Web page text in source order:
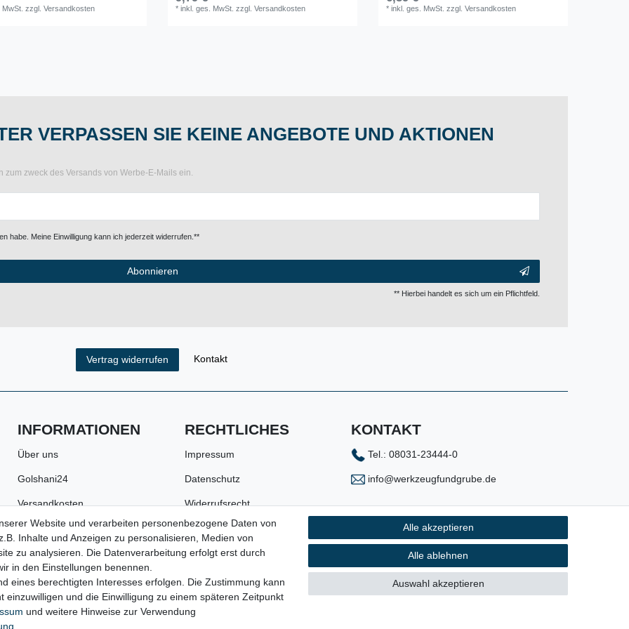
zzgl.Versandkosten *inkl. ges. MwSt. zzgl.Versandkosten *inkl. ges. MwSt. zzgl.Versandkosten
VERPASSEN SIE KEINE ANGEBOTE UND AKTIONEN
zweck des Versands von Werbe-E-Mails ein.
habe. Meine Einwilligung kann ich jederzeit widerrufen.**
Abonnieren
** Hierbei handelt es sich um ein Pflichtfeld.
Vertrag widerrufen Kontakt
INFORMATIONEN
Über uns
Golshani24
Versandkosten
Zahlungsarten
Batterie- und
Verpackungshinweise
RECHTLICHES
Impressum
Datenschutz
Widerrufsrecht
AGB
Widerrufsformular
KONTAKT
Tel.: 08031-23444-0
info@werkzeugfundgrube.de
Website und verarbeiten personenbezogene Daten von
Inhalte und Anzeigen zu personalisieren, Medien von
zu analysieren. Die Datenverarbeitung erfolgt erst durch
in den Einstellungen benennen.
eines berechtigten Interesses erfolgen. Die Zustimmung kann
und die Einwilligung zu einem späteren Zeitpunkt
und weitere Hinweise zur Verwendung
Alle akzeptieren
Alle ablehnen
Auswahl akzeptieren